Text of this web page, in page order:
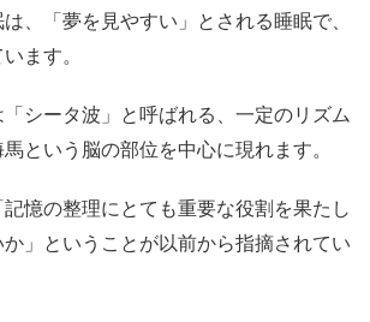
、「夢を見やすい」とされる睡眠で、
ます。
シータ波」と呼ばれる、一定のリズム
という脳の部位を中心に現れます。
憶の整理にとても重要な役割を果たし
」ということが以前から指摘されてい